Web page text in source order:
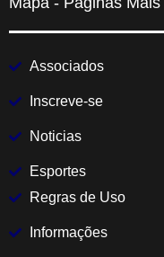
Associados
Inscreve-se
Noticias
Esportes
Regras de Uso
Informações